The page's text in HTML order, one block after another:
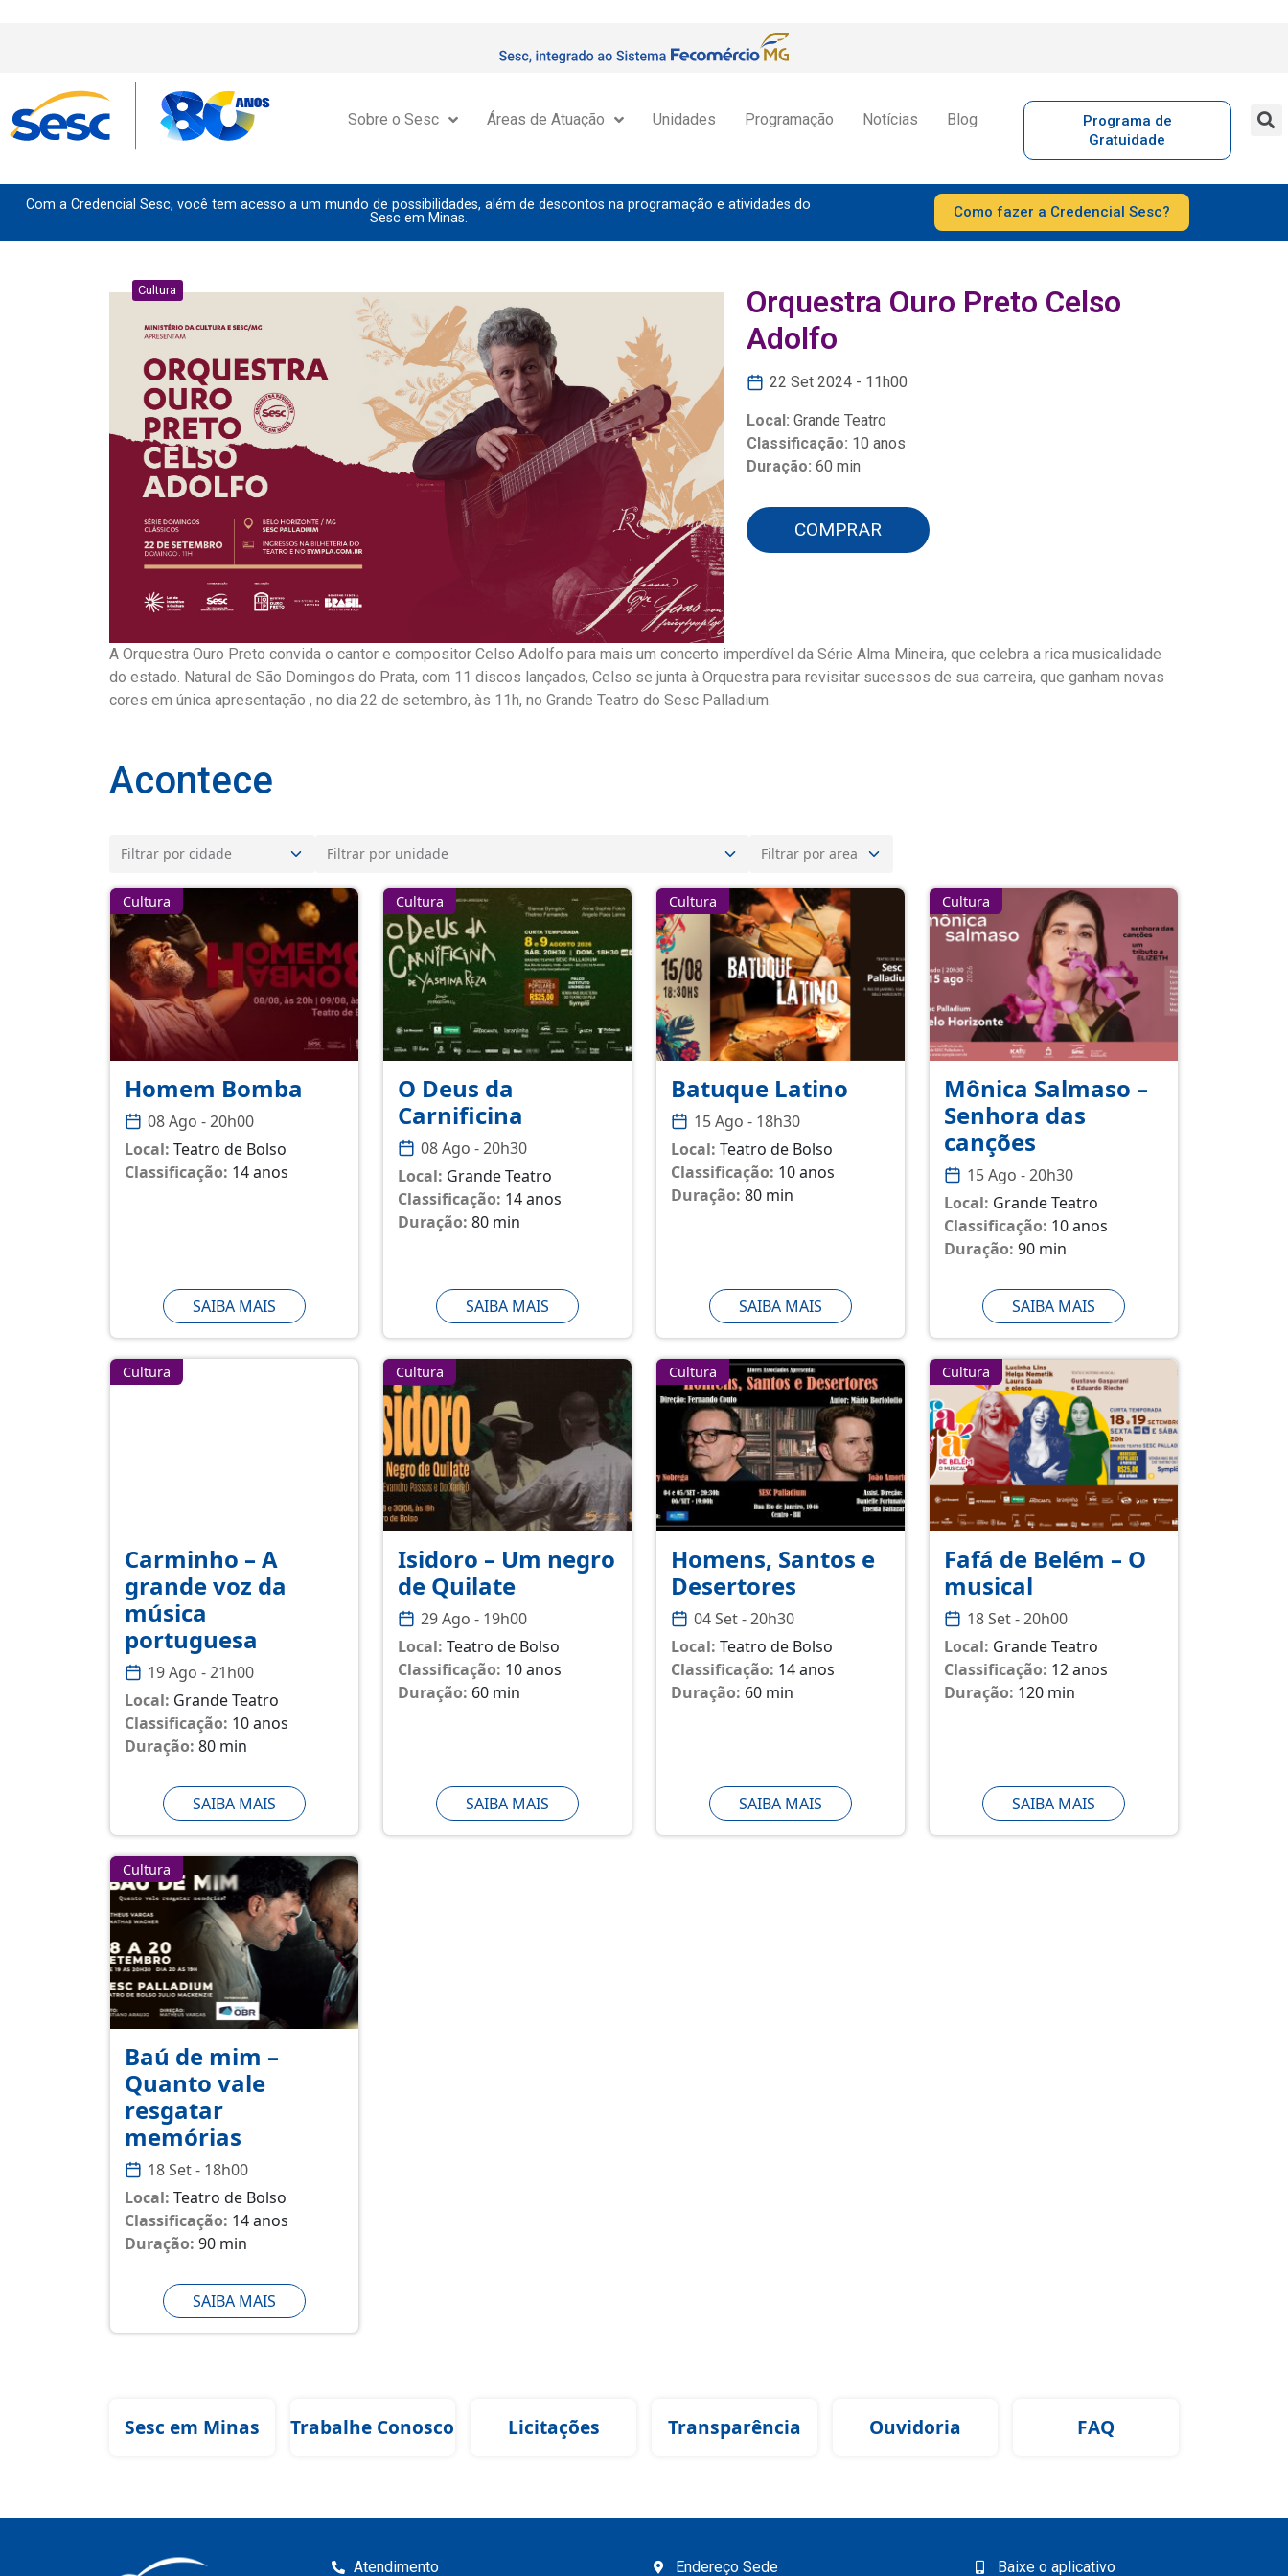
Sobre o Sesc Áreas de Atuação Unidades Programação Notícias Blog
Programa de
Gratuidade
Com a Credencial Sesc, você tem acesso a um mundo de possibilidades, além de descontos na programação e atividades do
Sesc em Minas.
Como fazer a Credencial Sesc?
Cultura
Orquestra Ouro Preto Celso
Adolfo
22 Set 2024 - 11h00
Local: Grande Teatro
Classificação: 10 anos
Duração: 60 min
COMPRAR
A Orquestra Ouro Preto convida o cantor e compositor Celso Adolfo para mais um concerto imperdível da Série Alma Mineira, que celebra a rica musicalidade
do estado. Natural de São Domingos do Prata, com 11 discos lançados, Celso se junta à Orquestra para revisitar sucessos de sua carreira, que ganham novas
cores em única apresentação , no dia 22 de setembro, às 11h, no Grande Teatro do Sesc Palladium.
Acontece
Cultura
Homem Bomba
08 Ago - 20h00
Local: Teatro de Bolso
Classificação: 14 anos
SAIBA MAIS
Cultura
O Deus da
Carnificina
08 Ago - 20h30
Local: Grande Teatro
Classificação: 14 anos
Duração: 80 min
SAIBA MAIS
Cultura
Batuque Latino
15 Ago - 18h30
Local: Teatro de Bolso
Classificação: 10 anos
Duração: 80 min
SAIBA MAIS
Cultura
Mônica Salmaso –
Senhora das
canções
15 Ago - 20h30
Local: Grande Teatro
Classificação: 10 anos
Duração: 90 min
SAIBA MAIS
Cultura
Carminho – A
grande voz da
música
portuguesa
19 Ago - 21h00
Local: Grande Teatro
Classificação: 10 anos
Duração: 80 min
SAIBA MAIS
Cultura
Isidoro – Um negro
de Quilate
29 Ago - 19h00
Local: Teatro de Bolso
Classificação: 10 anos
Duração: 60 min
SAIBA MAIS
Cultura
Homens, Santos e
Desertores
04 Set - 20h30
Local: Teatro de Bolso
Classificação: 14 anos
Duração: 60 min
SAIBA MAIS
Cultura
Fafá de Belém – O
musical
18 Set - 20h00
Local: Grande Teatro
Classificação: 12 anos
Duração: 120 min
SAIBA MAIS
Cultura
Baú de mim –
Quanto vale
resgatar
memórias
18 Set - 18h00
Local: Teatro de Bolso
Classificação: 14 anos
Duração: 90 min
SAIBA MAIS
Sesc em Minas Trabalhe Conosco Licitações Transparência Ouvidoria FAQ
Atendimento Endereço Sede Baixe o aplicativo